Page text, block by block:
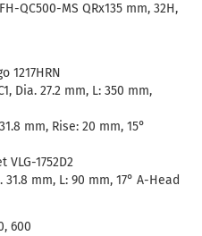
QC500-MS QRx135 mm, 32H,
1217HRN
Dia. 27.2 mm, L: 350 mm,
mm, Rise: 20 mm, 15°
VLG-1752D2
mm, L: 90 mm, 17° A-Head
600